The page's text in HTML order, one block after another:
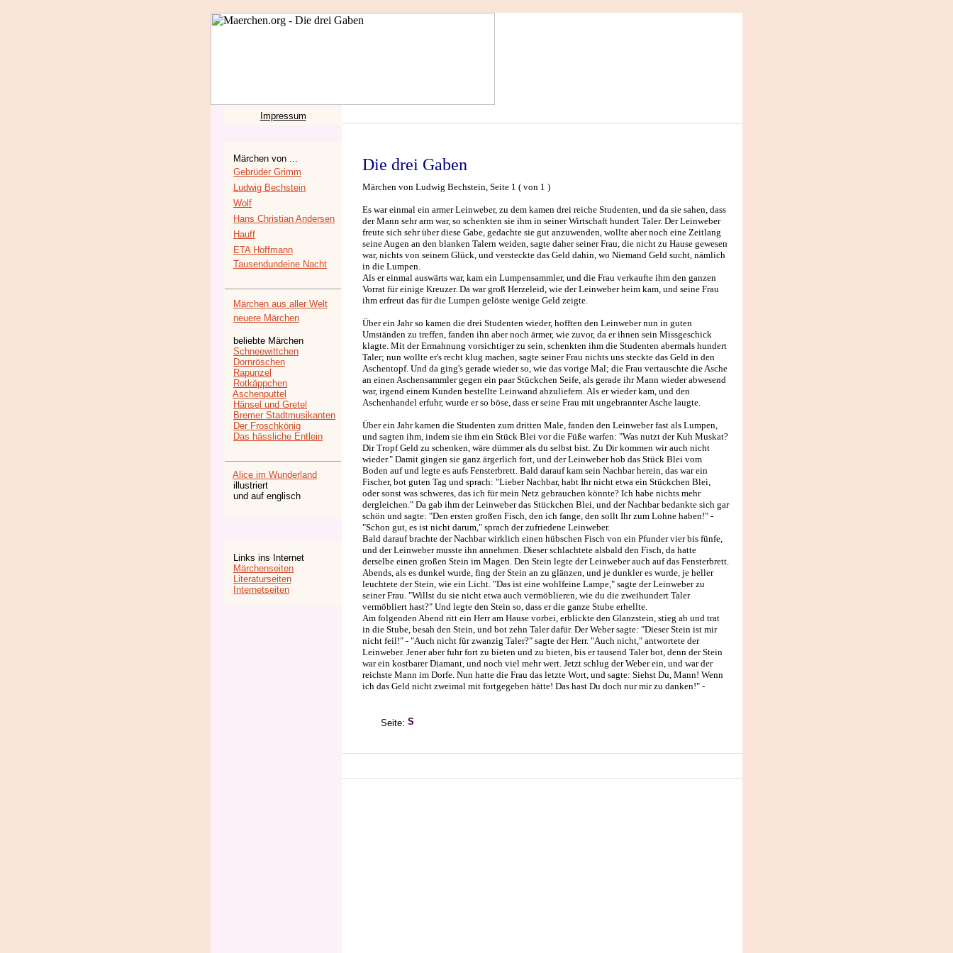
Impressum
Märchen von ...
Gebrüder Grimm
Ludwig Bechstein
Wolf
Hans Christian Andersen
Hauff
ETA Hoffmann
Tausendundeine Nacht
Märchen aus aller Welt
neuere Märchen
beliebte Märchen
Schneewittchen
Dornröschen
Rapunzel
Rotkäppchen
Aschenputtel
Hänsel und Gretel
Bremer Stadtmusikanten
Der Froschkönig
Das hässliche Entlein
Alice im Wunderland
illustriert
und auf englisch
Links ins Internet
Märchenseiten
Literaturseiten
Internetseiten
Die drei Gaben
Märchen von Ludwig Bechstein, Seite 1 ( von 1 )
Es war einmal ein armer Leinweber, zu dem kamen drei reiche Studenten, und da sie sahen, dass
der Mann sehr arm war, so schenkten sie ihm in seiner Wirtschaft hundert Taler. Der Leinweber
freute sich sehr über diese Gabe, gedachte sie gut anzuwenden, wollte aber noch eine Zeitlang
seine Augen an den blanken Talern weiden, sagte daher seiner Frau, die nicht zu Hause gewesen
war, nichts von seinem Glück, und versteckte das Geld dahin, wo Niemand Geld sucht, nämlich
in die Lumpen.
Als er einmal auswärts war, kam ein Lumpensammler, und die Frau verkaufte ihm den ganzen
Vorrat für einige Kreuzer. Da war groß Herzeleid, wie der Leinweber heim kam, und seine Frau
ihm erfreut das für die Lumpen gelöste wenige Geld zeigte.
Über ein Jahr so kamen die drei Studenten wieder, hofften den Leinweber nun in guten
Umständen zu treffen, fanden ihn aber noch ärmer, wie zuvor, da er ihnen sein Missgeschick
klagte. Mit der Ermahnung vorsichtiger zu sein, schenkten ihm die Studenten abermals hundert
Taler; nun wollte er's recht klug machen, sagte seiner Frau nichts uns steckte das Geld in den
Aschentopf. Und da ging's gerade wieder so, wie das vorige Mal; die Frau vertauschte die Asche
an einen Aschensammler gegen ein paar Stückchen Seife, als gerade ihr Mann wieder abwesend
war, irgend einem Kunden bestellte Leinwand abzuliefern. Als er wieder kam, und den
Aschenhandel erfuhr, wurde er so böse, dass er seine Frau mit ungebrannter Asche laugte.
Über ein Jahr kamen die Studenten zum dritten Male, fanden den Leinweber fast als Lumpen,
und sagten ihm, indem sie ihm ein Stück Blei vor die Füße warfen: "Was nutzt der Kuh Muskat?
Dir Tropf Geld zu schenken, wäre dümmer als du selbst bist. Zu Dir kommen wir auch nicht
wieder." Damit gingen sie ganz ärgerlich fort, und der Leinweber hob das Stück Blei vom
Boden auf und legte es aufs Fensterbrett. Bald darauf kam sein Nachbar herein, das war ein
Fischer, bot guten Tag und sprach: "Lieber Nachbar, habt Ihr nicht etwa ein Stückchen Blei,
oder sonst was schweres, das ich für mein Netz gebrauchen könnte? Ich habe nichts mehr
dergleichen." Da gab ihm der Leinweber das Stückchen Blei, und der Nachbar bedankte sich gar
schön und sagte: "Den ersten großen Fisch, den ich fange, den sollt Ihr zum Lohne haben!" -
"Schon gut, es ist nicht darum," sprach der zufriedene Leinweber.
Bald darauf brachte der Nachbar wirklich einen hübschen Fisch von ein Pfunder vier bis fünfe,
und der Leinweber musste ihn annehmen. Dieser schlachtete alsbald den Fisch, da hatte
derselbe einen großen Stein im Magen. Den Stein legte der Leinweber auch auf das Fensterbrett.
Abends, als es dunkel wurde, fing der Stein an zu glänzen, und je dunkler es wurde, je heller
leuchtete der Stein, wie ein Licht. "Das ist eine wohlfeine Lampe," sagte der Leinweber zu
seiner Frau. "Willst du sie nicht etwa auch vermöblieren, wie du die zweihundert Taler
vermöbliert hast?" Und legte den Stein so, dass er die ganze Stube erhellte.
Am folgenden Abend ritt ein Herr am Hause vorbei, erblickte den Glanzstein, stieg ab und trat
in die Stube, besah den Stein, und bot zehn Taler dafür. Der Weber sagte: "Dieser Stein ist mir
nicht feil!" - "Auch nicht für zwanzig Taler?" sagte der Herr. "Auch nicht," antwortete der
Leinweber. Jener aber fuhr fort zu bieten und zu bieten, bis er tausend Taler bot, denn der Stein
war ein kostbarer Diamant, und noch viel mehr wert. Jetzt schlug der Weber ein, und war der
reichste Mann im Dorfe. Nun hatte die Frau das letzte Wort, und sagte: Siehst Du, Mann! Wenn
ich das Geld nicht zweimal mit fortgegeben hätte! Das hast Du doch nur mir zu danken!" -
Seite: